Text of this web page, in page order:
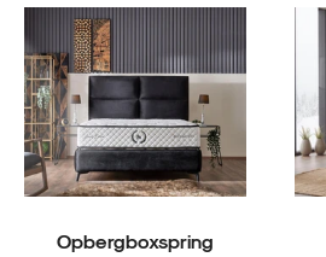
Opbergboxspring